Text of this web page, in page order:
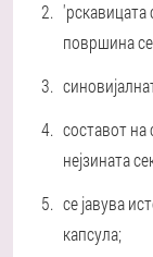
'рскавицата
површина
составот на
нејзината
се јавува
капсула;